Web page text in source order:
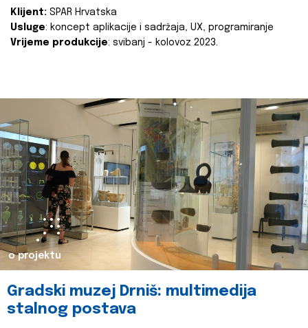
Klijent: SPAR Hrvatska
Usluge: koncept aplikacije i sadržaja, UX, programiranje
Vrijeme produkcije: svibanj - kolovoz 2023.
o projektu
Gradski muzej Drniš: multimedija
stalnog postava